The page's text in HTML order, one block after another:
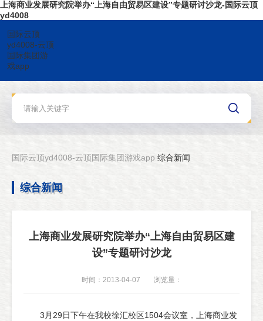
上海商业发展研究院举办“上海自由贸易区建设”专题研讨沙龙-国际云顶
yd4008
国际云顶
yd4008-云顶
国际集团游
戏app
国际云顶yd4008-云顶国际集团游戏app 综合新闻
综合新闻
上海商业发展研究院举办“上海自由贸易区建
设”专题研讨沙龙
时间：2013-04-07 浏览量：
3月29日下午在我校徐汇校区1504会议室，上海商业发